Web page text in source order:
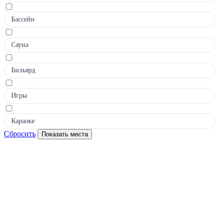
Бассейн
Сауна
Бильярд
Игры
Караоке
Сбросить Показать места